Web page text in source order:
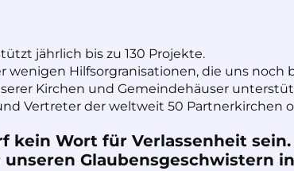
jährlich bis zu 130 Projekte.
wenigen Hilfsorgranisationen, die uns noch
Kirchen und Gemeindehäuser
Vertreter der weltweit 50 Partnerkirchen
kein Wort für Verlassenheit sein.
unseren Glaubensgeschwistern